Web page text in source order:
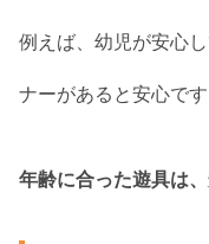
例えば、幼児が安心
ナーがあると安心です
年齢に合った遊具は